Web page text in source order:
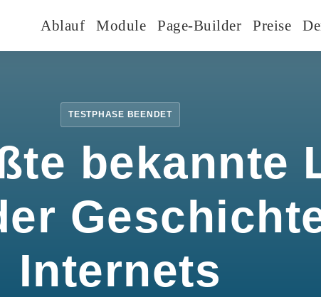
Ablauf Module Page-Builder Preise
TESTPHASE BEENDET
bekannte
Internets